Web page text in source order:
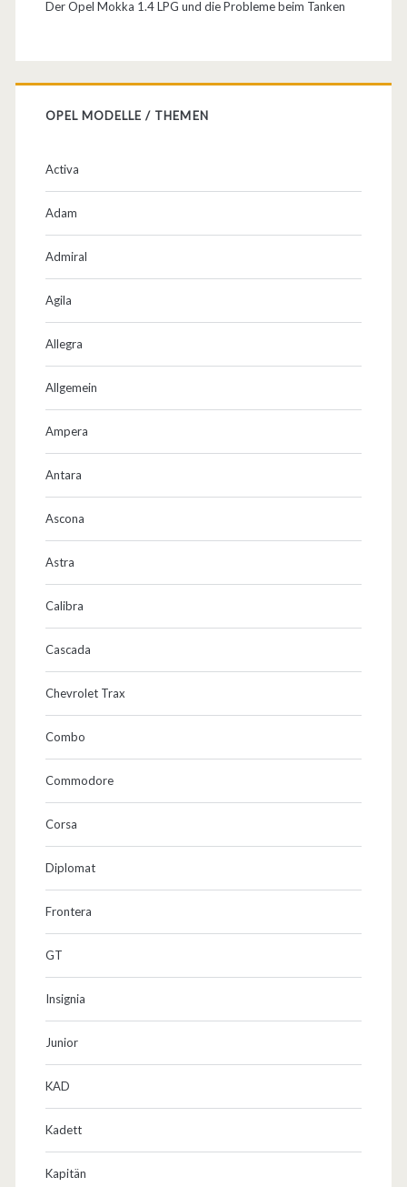
m
d
a
a
a
c
b
Der Opel Mokka 1.4 LPG und die Probleme beim Tanken
OPEL MODELLE / THEMEN
Activa
Adam
Admiral
Agila
Allegra
Allgemein
Ampera
Antara
Ascona
Astra
Calibra
Cascada
Chevrolet Trax
Combo
Commodore
Corsa
Diplomat
Frontera
GT
Insignia
Junior
KAD
Kadett
Kapitän